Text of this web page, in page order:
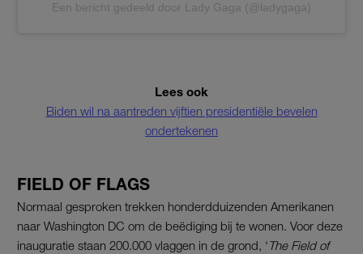
Een bericht gedeeld door Lady Gaga (@ladygaga)
Lees ook
Biden wil na aantreden vijftien presidentiële bevelen
ondertekenen
FIELD OF FLAGS
Normaal gesproken trekken honderdduizenden Amerikanen
naar Washington DC om de beëdiging bij te wonen. Voor deze
inauguratie staan 200.000 vlaggen in de grond, ‘The Field of